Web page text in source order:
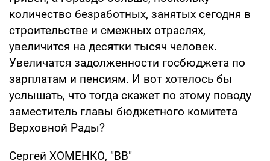
количество безработных, занятых сегодня в
строительстве и смежных отраслях,
увеличится на десятки тысяч человек.
Увеличатся задолженности госбюджета по
зарплатам и пенсиям. И вот хотелось бы
услышать, что тогда скажет по этому поводу
заместитель главы бюджетного комитета
Верховной Рады?
Сергей ХОМЕНКО, "ВВ"